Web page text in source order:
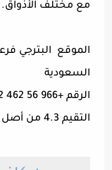
مع مختلف الأذواق.
السعودية
الرقم +966 56 462 0992
التقيم 4.3 من أصل 5 نجوم